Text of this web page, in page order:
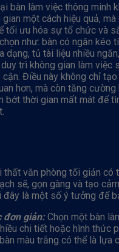
bàn làm việc thông minh
một cách hiệu quả,
tối ưu hóa sự tổ chức và
như: bàn có ngăn kéo
dạng, tủ tài liệu nhiều
trì không gian làm việc
cận. Điều này không chỉ
hơn, mà còn tăng
bớt thời gian mất mát để
văn phòng tối giản có
sẽ, gọn gàng và tạo
đây là một số ý tưởng để
đơn giản:Chọn một bàn
chi tiết hoặc hình thức
màu trắng có thể là lựa